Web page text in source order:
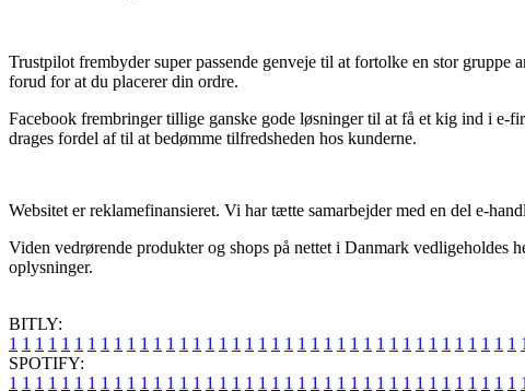
Trustpilot frembyder super passende genveje til at fortolke en stor
forud for at du placerer din ordre.
Facebook frembringer tillige ganske gode løsninger til at få et kig ind i e-
drages fordel af til at bedømme tilfredsheden hos kunderne.
Websitet er reklamefinansieret. Vi har tætte samarbejder med en del e-
Viden vedrørende produkter og shops på nettet i Danmark vedligeholdes
oplysninger.
BITLY:
1 1 1 1 1 1 1 1 1 1 1 1 1 1 1 1 1 1 1 1 1 1 1 1 1 1 1 1 1 1 1 1 1 1 1 1 1 1 1 1
SPOTIFY:
1 1 1 1 1 1 1 1 1 1 1 1 1 1 1 1 1 1 1 1 1 1 1 1 1 1 1 1 1 1 1 1 1 1 1 1 1 1 1 1